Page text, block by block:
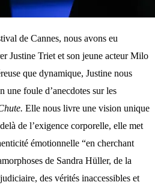
de Cannes, nous avons eu
Justine Triet et son jeune acteur Milo
que dynamique, Justine nous
une foule d’anecdotes sur les
Elle nous livre une vision unique
de l’exigence corporelle, elle met
émotionnelle “en cherchant
de Sandra Hüller, de la
des vérités inaccessibles et